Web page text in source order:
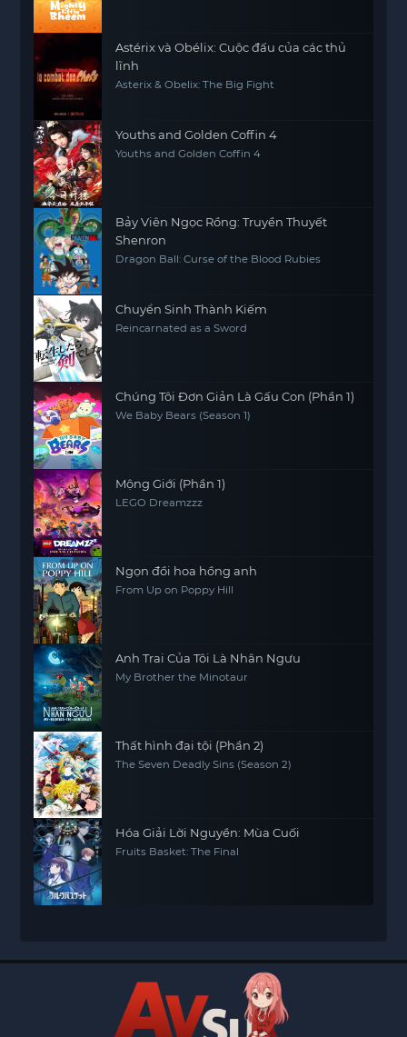
Astérix và Obélix: Cuộc đấu của các thủ
lĩnh
Asterix & Obelix: The Big Fight
Youths and Golden Coffin 4
Youths and Golden Coffin 4
Bảy Viên Ngọc Rồng: Truyền Thuyết
Shenron
Dragon Ball: Curse of the Blood Rubies
Chuyển Sinh Thành Kiếm
Reincarnated as a Sword
Chúng Tôi Đơn Giản Là Gấu Con (Phần 1)
We Baby Bears (Season 1)
Mộng Giới (Phần 1)
LEGO Dreamzzz
Ngọn đồi hoa hồng anh
From Up on Poppy Hill
Anh Trai Của Tôi Là Nhân Ngưu
My Brother the Minotaur
Thất hình đại tội (Phần 2)
The Seven Deadly Sins (Season 2)
Hóa Giải Lời Nguyền: Mùa Cuối
Fruits Basket: The Final